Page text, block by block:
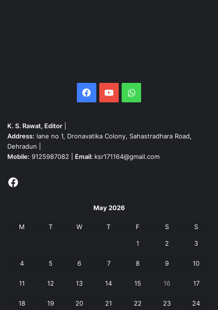
Facebook
YouTubeWhatsApp
K. S. Rawat, Editor
Address: lane no 1, Dronavatika Colony, Sahastradhara Road,
Dehradun |
Mobile: 9125987082 | Email: ksr171164@gmail.com
Facebook
May 2026
M T W T F S S
1 2 3
4 5 6 7 8 9 10
11 12 13 14 15 16 17
18 19 20 21 22 23 24